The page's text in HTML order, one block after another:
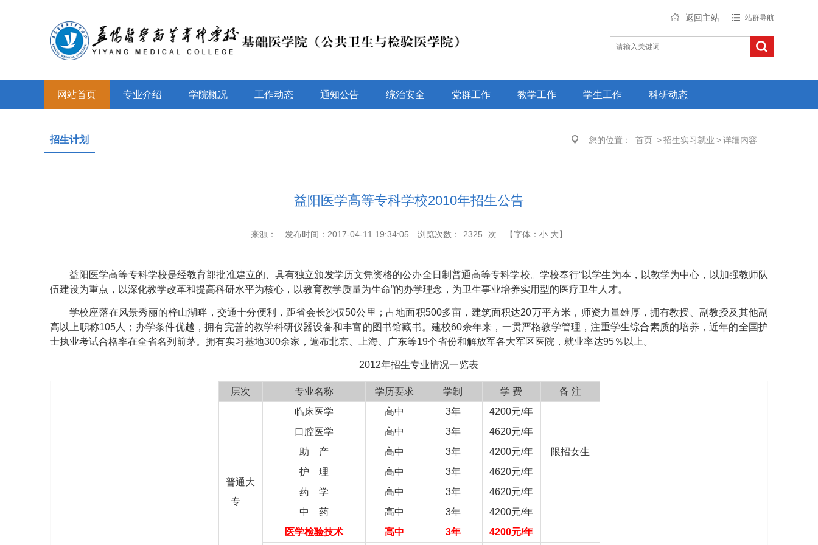
返回主站 站群导航
网站首页 专业介绍 学院概况 工作动态 通知公告 综治安全 党群工作 教学工作 学生工作 科研动态
您的位置： 首页 >招生实习就业 >详细内容
招生计划
益阳医学高等专科学校2010年招生公告
来源： 发布时间：2017-04-11 19:34:05 浏览次数： 2325 次 【字体： 小 大】
益阳医学高等专科学校是经教育部批准建立的、具有独立颁发学历文凭资格的公办全日制普通高等专科学校。学校奉行“以学生为本，以教学为中心，以加强教师队
伍建设为重点，以深化教学改革和提高科研水平为核心，以教育教学质量为生命”的办学理念，为卫生事业培养实用型的医疗卫生人才。
学校座落在风景秀丽的梓山湖畔，交通十分便利，距省会长沙仅50公里；占地面积500多亩，建筑面积达20万平方米，师资力量雄厚，拥有教授、副教授及其他副
高以上职称105人；办学条件优越，拥有完善的教学科研仪器设备和丰富的图书馆藏书。建校60余年来，一贯严格教学管理，注重学生综合素质的培养，近年的全国护
士执业考试合格率在全省名列前茅。拥有实习基地300余家，遍布北京、上海、广东等19个省份和解放军各大军区医院，就业率达95％以上。
2012年招生专业情况一览表
层次 专业名称 学历要求 学制 学 费 备 注
普通大
专
临床医学 高中 3年
4200元/年
口腔医学
高中 3年
4620元/年
助 产
高中 3年 4200元/年
限招女生
护 理
高中 3年
4620元/年
药 学
高中 3年
4620元/年
中 药
高中 3年
4200元/年
医学检验技术
高中 3年 4200元/年